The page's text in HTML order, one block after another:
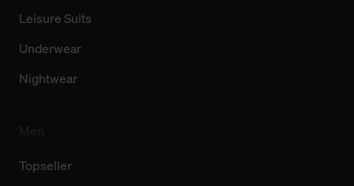
Leisure Suits
Underwear
Nightwear
Topseller